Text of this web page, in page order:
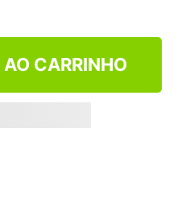
CARRINHO